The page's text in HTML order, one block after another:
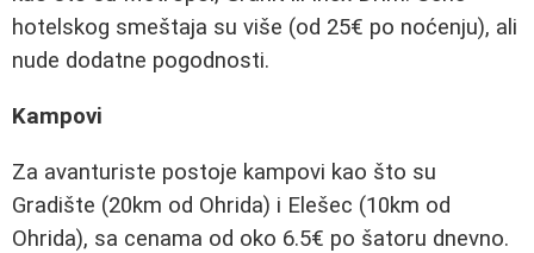
hotelskog smeštaja su više (od 25€ po noćenju), ali
nude dodatne pogodnosti.
Kampovi
Za avanturiste postoje kampovi kao što su
Gradište (20km od Ohrida) i Elešec (10km od
Ohrida), sa cenama od oko 6.5€ po šatoru dnevno.